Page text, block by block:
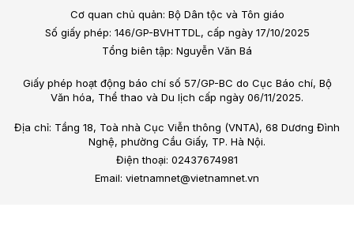
Cơ quan chủ quản: Bộ Dân tộc và Tôn giáo
Số giấy phép: 146/GP-BVHTTDL, cấp ngày 17/10/2025
Tổng biên tập: Nguyễn Văn Bá
Giấy phép hoạt động báo chí số 57/GP-BC do Cục Báo chí, Bộ
Văn hóa, Thể thao và Du lịch cấp ngày 06/11/2025.
Địa chỉ: Tầng 18, Toà nhà Cục Viễn thông (VNTA), 68 Dương Đình
Nghệ, phường Cầu Giấy, TP. Hà Nội.
Điện thoại: 02437674981
Email: vietnamnet@vietnamnet.vn